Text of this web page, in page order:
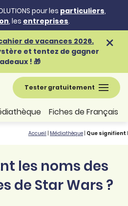
pour les particuliers,
, les entreprises.
de vacances 2026.
et tentez de gagner
! 🎁
Tester gratuitement
Fiches de Français
Accueil Médiathèque Que signifient
les noms des
de Star Wars ?